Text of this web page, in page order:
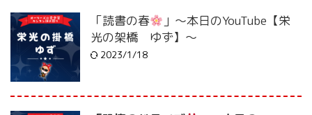
「読書の春
」〜本日のYouTube【栄
光の架橋 ゆず】〜
2023/1/18